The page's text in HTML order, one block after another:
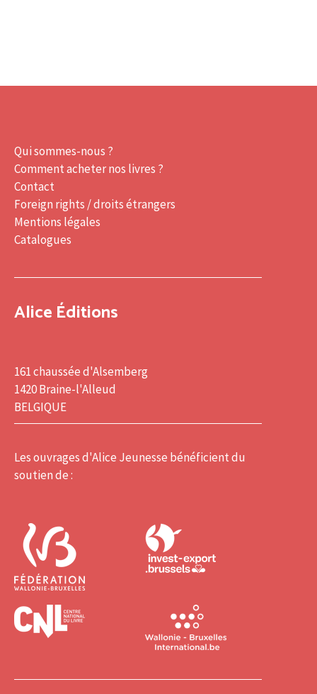
Qui sommes-nous ?
Comment acheter nos livres ?
Contact
Foreign rights / droits étrangers
Mentions légales
Catalogues
Alice Éditions
161 chaussée d'Alsemberg
1420 Braine-l'Alleud
BELGIQUE
Les ouvrages d'Alice Jeunesse bénéficient du
soutien de :